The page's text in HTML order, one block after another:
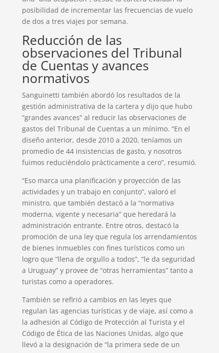
posibilidad de incrementar las frecuencias de vuelo
de dos a tres viajes por semana.
Reducción de las
observaciones del Tribunal
de Cuentas y avances
normativos
Sanguinetti también abordó los resultados de la
gestión administrativa de la cartera y dijo que hubo
“grandes avances” al reducir las observaciones de
gastos del Tribunal de Cuentas a un mínimo. “En el
diseño anterior, desde 2010 a 2020, teníamos un
promedio de 44 insistencias de gasto, y nosotros
fuimos reduciéndolo prácticamente a cero”, resumió.
“Eso marca una planificación y proyección de las
actividades y un trabajo en conjunto”, valoró el
ministro, que también destacó a la “normativa
moderna, vigente y necesaria” que heredará la
administración entrante. Entre otros, destacó la
promoción de una ley que regula los arrendamientos
de bienes inmuebles con fines turísticos como un
logro que “llena de orgullo a todos”, “le da seguridad
a Uruguay” y provee de “otras herramientas” tanto a
turistas como a operadores.
También se refirió a cambios en las leyes que
regulan las agencias turísticas y de viaje, así como a
la adhesión al Código de Protección al Turista y el
Código de Ética de las Naciones Unidas, algo que
llevó a la designación de “la primera sede de un